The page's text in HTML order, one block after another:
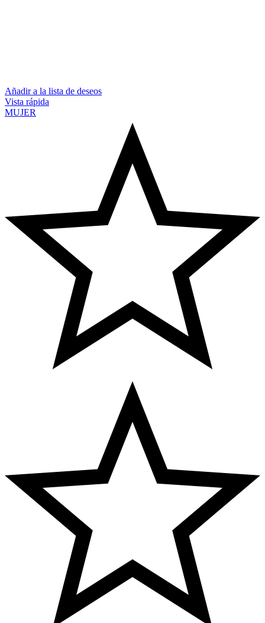
Añadir a la lista de deseos
Vista rápida
MUJER